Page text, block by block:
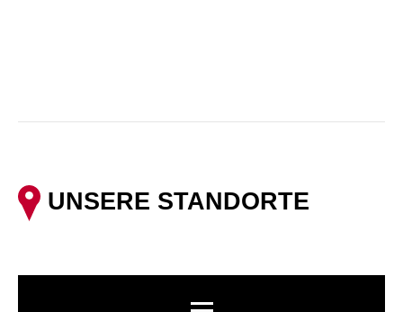
UNSERE STANDORTE